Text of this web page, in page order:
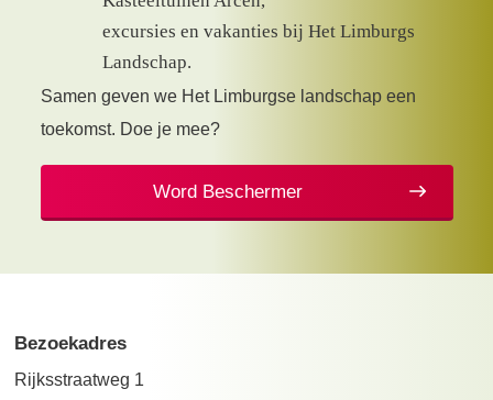
excursies en vakanties bij Het Limburgs
Landschap.
Samen geven we Het Limburgse landschap een
toekomst. Doe je mee?
Word Beschermer
Bezoekadres
Rijksstraatweg 1